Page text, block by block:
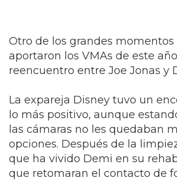
Otro de los grandes momentos
aportaron los VMAs de este
reencuentro entre Joe Jonas y
La expareja Disney tuvo un
lo más positivo, aunque
las cámaras no les quedaban
opciones. Después de la
que ha vivido Demi en su
que retomaran el contacto de